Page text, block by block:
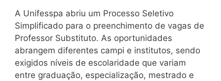
A Unifesspa abriu um Processo Seletivo
Simplificado para o preenchimento de vagas de
Professor Substituto. As oportunidades
abrangem diferentes campi e institutos, sendo
exigidos níveis de escolaridade que variam
entre graduação, especialização, mestrado e